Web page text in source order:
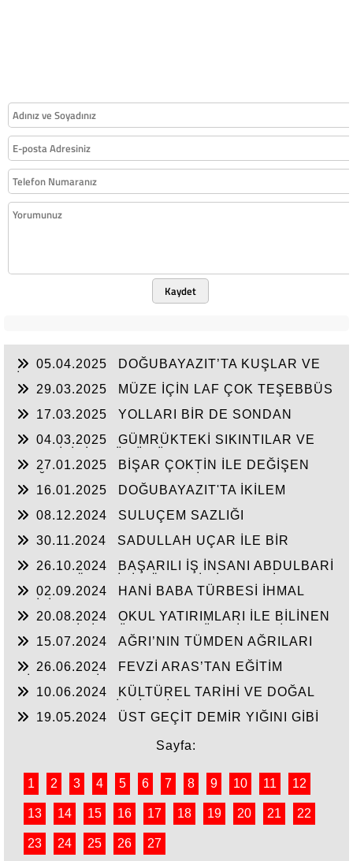
Kaydet
05.04.2025
DOĞUBAYAZIT’TA KUŞLAR VE
29.03.2025
MÜZE İÇİN LAF ÇOK TEŞEBBÜS
17.03.2025
YOLLARI BİR DE SONDAN
04.03.2025
GÜMRÜKTEKİ SIKINTILAR VE
27.01.2025
BİŞAR ÇOKTİN İLE DEĞİŞEN
16.01.2025
DOĞUBAYAZIT'TA İKİLEM
08.12.2024
SULUÇEM SAZLIĞI
30.11.2024
SADULLAH UÇAR İLE BİR
26.10.2024
BAŞARILI İŞ İNSANI ABDULBARİ
02.09.2024
HANİ BABA TÜRBESİ İHMAL
20.08.2024
OKUL YATIRIMLARI İLE BİLİNEN
YASUBUĞA İLE PORTRE…
15.07.2024
AĞRI’NIN TÜMDEN AĞRILARI
26.06.2024
FEVZİ ARAS’TAN EĞİTİM
10.06.2024
KÜLTÜREL TARİHİ VE DOĞAL
19.05.2024
ÜST GEÇİT DEMİR YIĞINI GİBİ
Sayfa:
1 2 3 4 5 6 7 8 9 10 11 12
13 14 15 16 17 18 19 20 21 22
23 24 25 26 27